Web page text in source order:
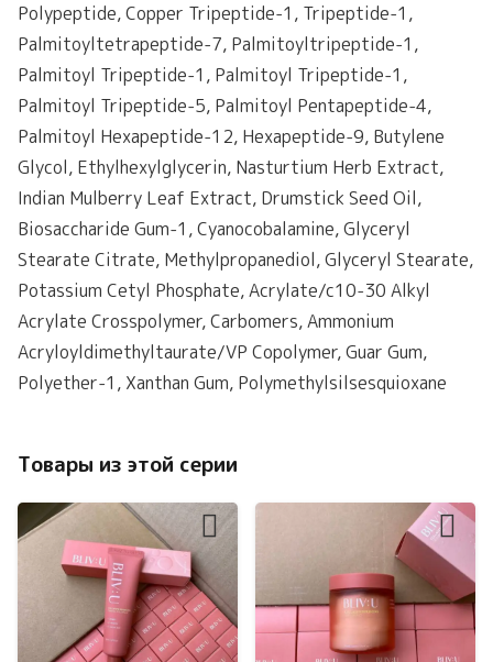
Polypeptide, Copper Tripeptide-1, Tripeptide-1,
Palmitoyltetrapeptide-7, Palmitoyltripeptide-1,
Palmitoyl Tripeptide-1, Palmitoyl Tripeptide-1,
Palmitoyl Tripeptide-5, Palmitoyl Pentapeptide-4,
Palmitoyl Hexapeptide-12, Hexapeptide-9, Butylene
Glycol, Ethylhexylglycerin, Nasturtium Herb Extract,
Indian Mulberry Leaf Extract, Drumstick Seed Oil,
Biosaccharide Gum-1, Cyanocobalamine, Glyceryl
Stearate Citrate, Methylpropanediol, Glyceryl Stearate,
Potassium Cetyl Phosphate, Acrylate/c10-30 Alkyl
Acrylate Crosspolymer, Carbomers, Ammonium
Acryloyldimethyltaurate/VP Copolymer, Guar Gum,
Polyether-1, Xanthan Gum, Polymethylsilsesquioxane
Товары из этой серии